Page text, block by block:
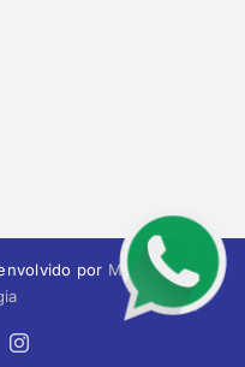
por MelhorWeb
Instagram